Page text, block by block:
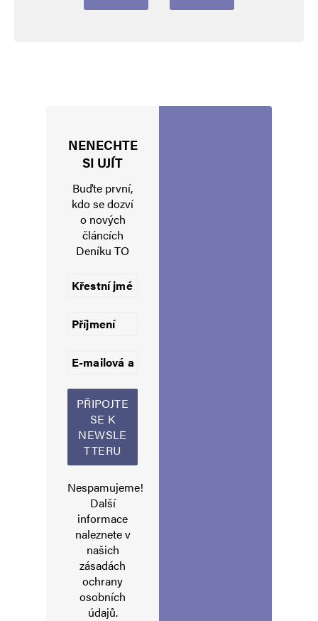
Uložit do prohlížeče jméno, e-mail a webovou stránku pro budoucí
Informujte mě o nových komentářích e-mailem.
Alternative:
NENECHTE
SI UJÍT
Buďte první,
kdo se dozví
o nových
článcích
Deníku TO
Nespamujeme!
Další
informace
naleznete v
našich
zásadách
ochrany
osobních
údajů.